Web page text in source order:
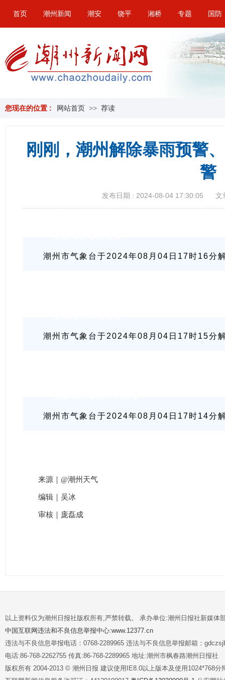
首页 潮州新闻 潮安 饶平 湘桥 专题 国防
您现在的位置 : 网站首页 >> 荐读
刚刚，潮州解除暴雨预警
警
发布日期 : 2024-08-04 17:30:05 文
潮州市气象台于2024年08月04日17时16分
潮州市气象台于2024年08月04日17时15分
潮州市气象台于2024年08月04日17时14分
来源｜@潮州天气
编辑｜吴冰
审核｜庞磊成
以上资料仅为潮州日报社版权所有,严禁转载。 承办单位:潮州日报社新媒体
中国互联网违法和不良信息举报中心:www.12377.cn
违法与不良信息举报电话：0768-2289965 违法与不良信息举报邮箱：
电话:86-768-2262755 传真:86-768-2289965 地址:潮州市枫春路潮州日报社
版权所有 2004-2013 © 潮州日报 建议使用IE8.0以上版本及使用1024*768分